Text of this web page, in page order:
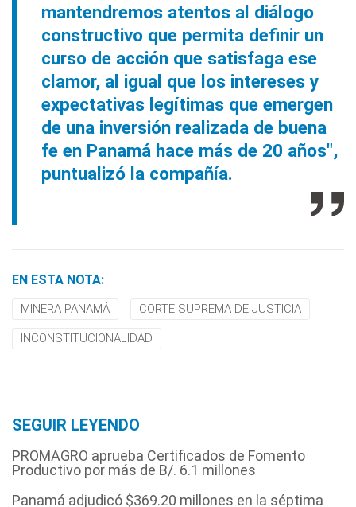
mantendremos atentos al diálogo
constructivo que permita definir un
curso de acción que satisfaga ese
clamor, al igual que los intereses y
expectativas legítimas que emergen
de una inversión realizada de buena
fe en Panamá hace más de 20 años",
puntualizó la compañía.
EN ESTA NOTA:
MINERA PANAMÁ CORTE SUPREMA DE JUSTICIA
INCONSTITUCIONALIDAD
SEGUIR LEYENDO
PROMAGRO aprueba Certificados de Fomento
Productivo por más de B/. 6.1 millones
Panamá adjudicó $369.20 millones en la séptima